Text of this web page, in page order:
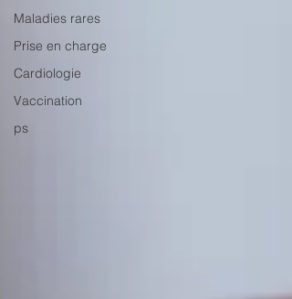
Maladies rares
Prise en charge
Cardiologie
Vaccination
ps